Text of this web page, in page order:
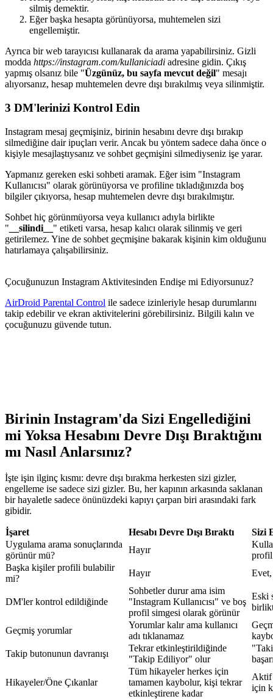
silmiş demektir.
Eğer başka hesapta görünüyorsa, muhtemelen sizi
engellemiştir.
Ayrıca bir web tarayıcısı kullanarak da arama yapabilirsiniz. Gizli
modda https://instagram.com/kullaniciadi adresine gidin. Çıkış
yapmış olsanız bile "Üzgünüz, bu sayfa mevcut değil" mesajı
alıyorsanız, hesap muhtemelen devre dışı bırakılmış veya silinmiştir.
3 DM'lerinizi Kontrol Edin
Instagram mesaj geçmişiniz, birinin hesabını devre dışı bırakıp
silmediğine dair ipuçları verir. Ancak bu yöntem sadece daha önce o
kişiyle mesajlaştıysanız ve sohbet geçmişini silmediyseniz işe yarar.
Yapmanız gereken eski sohbeti aramak. Eğer isim "Instagram
Kullanıcısı" olarak görünüyorsa ve profiline tıkladığınızda boş
bilgiler çıkıyorsa, hesap muhtemelen devre dışı bırakılmıştır.
Sohbet hiç görünmüyorsa veya kullanıcı adıyla birlikte
" __silindi__ " etiketi varsa, hesap kalıcı olarak silinmiş ve geri
getirilemez. Yine de sohbet geçmişine bakarak kişinin kim olduğunu
hatırlamaya çalışabilirsiniz.
Çocuğunuzun Instagram Aktivitesinden Endişe mi Ediyorsunuz?
AirDroid Parental Control ile sadece izinleriyle hesap durumlarını
takip edebilir ve ekran aktivitelerini görebilirsiniz. Bilgili kalın ve
çocuğunuzu güvende tutun.
Birinin Instagram'da Sizi Engellediğini
mi Yoksa Hesabını Devre Dışı Bıraktığını
mı Nasıl Anlarsınız?
İşte işin ilginç kısmı: devre dışı bırakma herkesten sizi gizler,
engelleme ise sadece sizi gizler. Bu, her kapının arkasında saklanan
bir hayaletle sadece önünüzdeki kapıyı çarpan biri arasındaki fark
gibidir.
İşaret Hesabı Devre Dışı Bıraktı
Sizi
Uygulama arama sonuçlarında
görünür mü?
Hayır
Başka kişiler profili bulabilir
mi?
Hayır Evet,
DM'ler kontrol edildiğinde
Sohbetler durur ama isim
"Instagram Kullanıcısı" ve boş
profil simgesi olarak görünür
Eski
Geçmiş yorumlar
Yorumlar kalır ama kullanıcı
adı tıklanamaz
Takip butonunun davranışı
Tekrar etkinleştirildiğinde
"Takip Ediliyor" olur
Hikayeler/Öne Çıkanlar
Tüm hikayeler herkes için
tamamen kaybolur, kişi tekrar
etkinleştirene kadar
Aktif
için